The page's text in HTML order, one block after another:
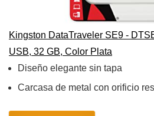
Kingston DataTraveler SE9 -
USB, 32 GB, Color Plata
Diseño elegante sin tapa
Carcasa de metal con orificio